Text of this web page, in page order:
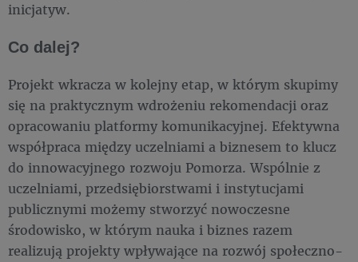
inicjatyw.
Co dalej?
Projekt wkracza w kolejny etap, w którym skupimy
się na praktycznym wdrożeniu rekomendacji oraz
opracowaniu platformy komunikacyjnej. Efektywna
współpraca między uczelniami a biznesem to klucz
do innowacyjnego rozwoju Pomorza. Wspólnie z
uczelniami, przedsiębiorstwami i instytucjami
publicznymi możemy stworzyć nowoczesne
środowisko, w którym nauka i biznes razem
realizują projekty wpływające na rozwój społeczno-